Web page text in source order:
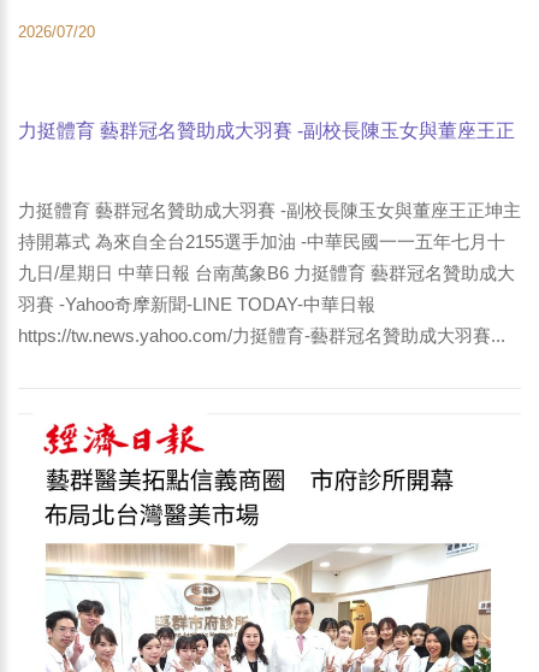
2026/07/20
力挺體育 藝群冠名贊助成大羽賽 -副校長陳玉女與董座王正
力挺體育 藝群冠名贊助成大羽賽 -副校長陳玉女與董座王正坤主
持開幕式 為來自全台2155選手加油 -中華民國一一五年七月十
九日/星期日 中華日報 台南萬象B6 力挺體育 藝群冠名贊助成大
羽賽 -Yahoo奇摩新聞-LINE TODAY-中華日報
https://tw.news.yahoo.com/力挺體育-藝群冠名贊助成大羽賽...